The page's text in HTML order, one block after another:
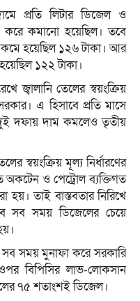
প্রতি লিটার ডিজেল ও
কমানো হয়েছিল। তবে
কমে হয়েছিল ১২৬ টাকা। আর
১২২ টাকা।
জ্বালানি তেলের স্বয়ংক্রিয়
এ হিসাবে প্রতি মাসে
দফায় দাম কমলেও তৃতীয়
স্বয়ংক্রিয় মূল্য নির্ধারণের
অকটেন ও পেট্রোল ব্যক্তিগত
হয়। তাই বাস্তবতার নিরিখে
সব সময় ডিজেলের চেয়ে
সময় মুনাফা করে সরকারি
বিপিসির লাভ-লোকসান
৭৫ শতাংশই ডিজেল।